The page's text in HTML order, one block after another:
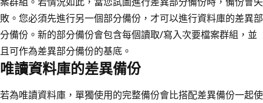
敗。您必須先進行另一個部分備份，才可以進行資料庫的差異部
分備份。新的部分備份會包含每個讀取/寫入次要檔案群組，並
且可作為差異部分備份的基底。
唯讀資料庫的差異備份
若為唯讀資料庫，單獨使用的完整備份會比搭配差異備份一起使